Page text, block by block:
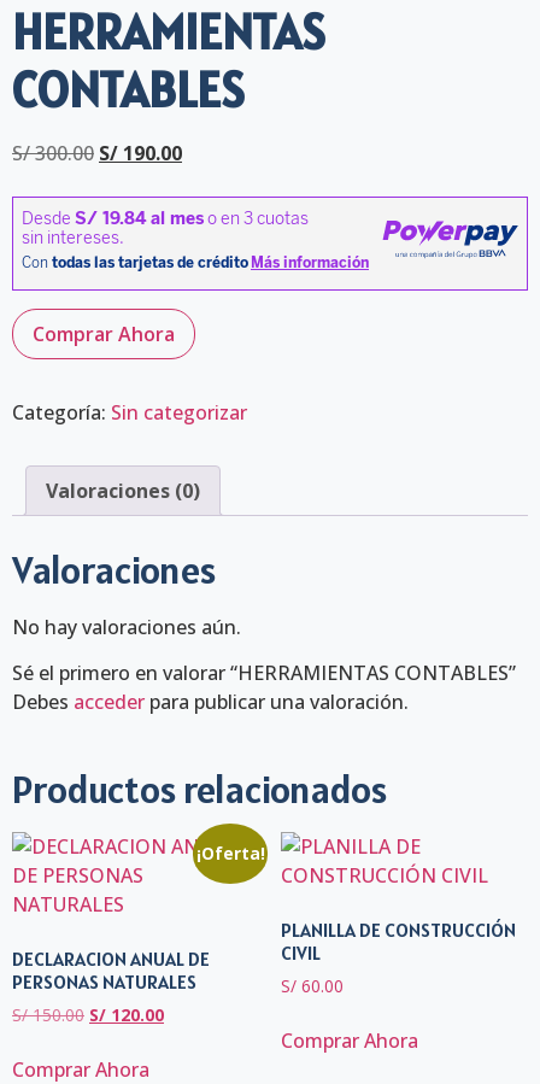
HERRAMIENTAS
CONTABLES
S/300.00 S/ 190.00
Comprar Ahora
Categoría: Sin categorizar
Valoraciones (0)
Valoraciones
No hay valoraciones aún.
Sé el primero en valorar “HERRAMIENTAS CONTABLES”
Debes acceder para publicar una valoración.
Productos relacionados
¡Oferta!
DECLARACION ANUAL DE
PERSONAS NATURALES
S/150.00 S/ 120.00
Comprar Ahora
PLANILLA DE CONSTRUCCIÓN
CIVIL
S/60.00
Comprar Ahora